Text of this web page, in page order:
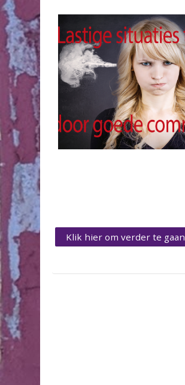
Klik hier om verder te gaan